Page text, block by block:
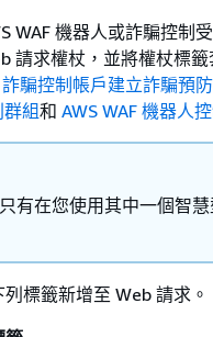
WAF 機器人或詐騙控制
請求權杖，並將權杖標
詐騙控制帳戶建立詐騙預
組和 AWS WAF 機器人
只有在您使用其中一個智
標籤新增至 Web 請求。